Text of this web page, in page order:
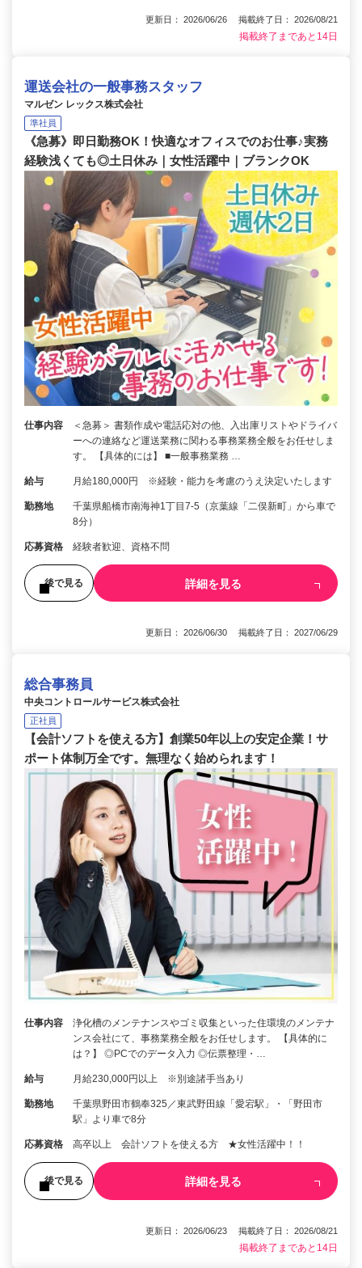
更新日： 2026/06/26 掲載終了日： 2026/08/21
掲載終了まであと14日
運送会社の一般事務スタッフ
マルゼン レックス株式会社
準社員
《急募》即日勤務OK！快適なオフィスでのお仕事♪実務
経験浅くても◎土日休み｜女性活躍中｜ブランクOK
仕事内容
＜急募＞ 書類作成や電話応対の他、入出庫リストやドライバ
ーへの連絡など運送業務に関わる事務業務全般をお任せしま
す。 【具体的には】 ■一般事務業務 …
給与 月給180,000円 ※経験・能力を考慮のうえ決定いたします
勤務地
千葉県船橋市南海神1丁目7-5（京葉線「二俣新町」から車で
8分）
応募資格 経験者歓迎、資格不問
後で見る 詳細を見る
更新日： 2026/06/30 掲載終了日： 2027/06/29
総合事務員
中央コントロールサービス株式会社
正社員
【会計ソフトを使える方】創業50年以上の安定企業！サ
ポート体制万全です。無理なく始められます！
仕事内容
浄化槽のメンテナンスやゴミ収集といった住環境のメンテナ
ンス会社にて、事務業務全般をお任せします。 【具体的に
は？】 ◎PCでのデータ入力 ◎伝票整理・…
給与 月給230,000円以上 ※別途諸手当あり
勤務地
千葉県野田市鶴奉325／東武野田線「愛宕駅」・「野田市
駅」より車で8分
応募資格 高卒以上 会計ソフトを使える方 ★女性活躍中！！
後で見る 詳細を見る
更新日： 2026/06/23 掲載終了日： 2026/08/21
掲載終了まであと14日